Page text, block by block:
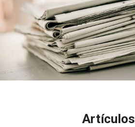
Artículos